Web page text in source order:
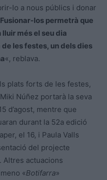
lo a nous públics i donar
Fusionar-los permetrà que
més el seu dia
les festes, un dels dies
«, reblava.
plats forts de les festes,
Núñez portarà la seva
d’agost, mentre que
durant la 52a edició
el 16, i Paula Valls
del projecte
Altres actuacions
«Botifarra»